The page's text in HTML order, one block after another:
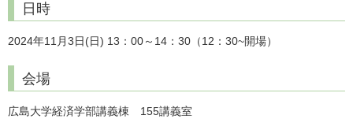
日時
2024年11月3日(日) 13：00～14：30（12：30~開場）
会場
広島大学経済学部講義棟 155講義室